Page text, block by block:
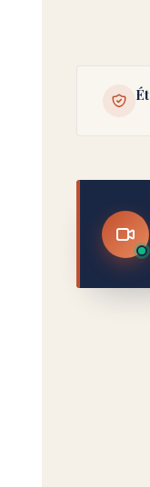
BFT · STUDIO 2025